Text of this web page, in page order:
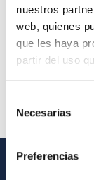
nuestros
web, quienes
que les haya
partir del uso
Necesarias
Preferencias